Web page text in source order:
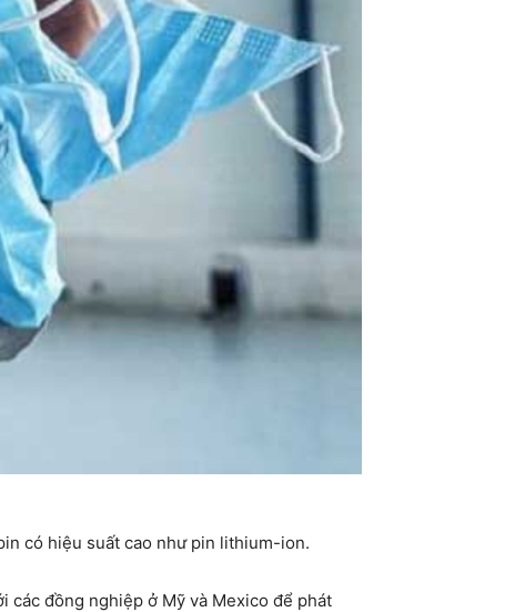
có hiệu suất cao như pin lithium-ion.
các đồng nghiệp ở Mỹ và Mexico để phát